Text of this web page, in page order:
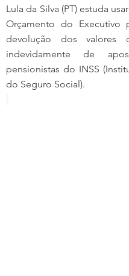
Lula da Silva (PT) estuda
Orçamento do Executivo
devolução dos valores
indevidamente de
pensionistas do INSS
do Seguro Social).